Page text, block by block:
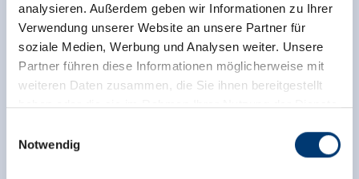
analysieren. Außerdem geben wir Informationen zu Ihrer
Verwendung unserer Website an unsere Partner für
soziale Medien, Werbung und Analysen weiter. Unsere
Partner führen diese Informationen möglicherweise mit
weiteren Daten zusammen, die Sie ihnen bereitgestellt
haben oder die sie im Rahmen Ihrer Nutzung der Dienste
Notwendig